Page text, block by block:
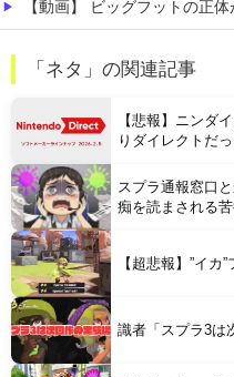
【動画】 ビッグフットの正体
Powered by livedoor 相互RSS
「ネタ」の関連記事
【悲報】ニンダ
りダイレクトだ
スプラ通報窓口
痴を読まされる
【超悲報】”イカ
識者「スプラ3は